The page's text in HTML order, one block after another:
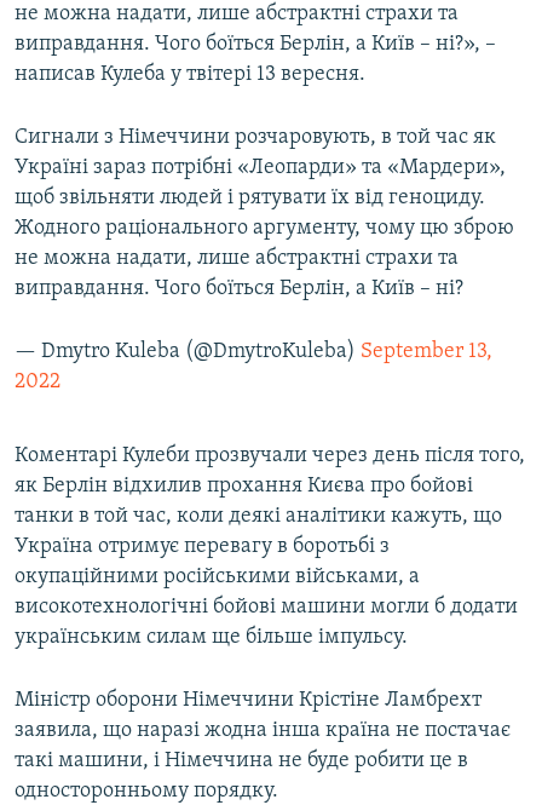
не можна надати, лише абстрактні страхи та
виправдання. Чого боїться Берлін, а Київ – ні?», –
написав Кулеба у твітері 13 вересня.
Сигнали з Німеччини розчаровують, в той час як
Україні зараз потрібні «Леопарди» та «Мардери»,
щоб звільняти людей і рятувати їх від геноциду.
Жодного раціонального аргументу, чому цю зброю
не можна надати, лише абстрактні страхи та
виправдання. Чого боїться Берлін, а Київ – ні?
— Dmytro Kuleba (@DmytroKuleba) September 13,
2022
Коментарі Кулеби прозвучали через день після того,
як Берлін відхилив прохання Києва про бойові
танки в той час, коли деякі аналітики кажуть, що
Україна отримує перевагу в боротьбі з
окупаційними російськими військами, а
високотехнологічні бойові машини могли б додати
українським силам ще більше імпульсу.
Міністр оборони Німеччини Крістіне Ламбрехт
заявила, що наразі жодна інша країна не постачає
такі машини, і Німеччина не буде робити це в
односторонньому порядку.